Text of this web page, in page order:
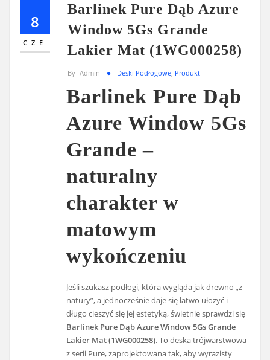
8
CZE
Barlinek Pure Dąb Azure
Window 5Gs Grande
Lakier Mat (1WG000258)
By Admin Deski Podłogowe Produkt
Barlinek Pure Dąb
Azure Window 5Gs
Grande –
naturalny
charakter w
matowym
wykończeniu
Jeśli szukasz podłogi, która wygląda jak drewno „z
natury”, a jednocześnie daje się łatwo ułożyć i
długo cieszyć się jej estetyką, świetnie sprawdzi się
Barlinek Pure Dąb Azure Window 5Gs Grande
Lakier Mat (1WG000258). To deska trójwarstwowa
z serii Pure, zaprojektowana tak, aby wyrazisty